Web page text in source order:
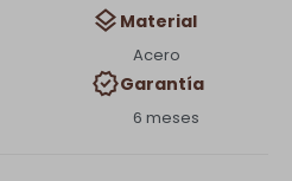
Material
Acero
Garantía
6 meses